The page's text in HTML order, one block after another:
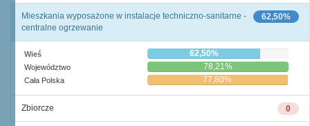
62,50%
Mieszkania wyposażone w instalacje techniczno-sanitarne -
centralne ogrzewanie
Wieś 62,50%
Województwo 78,21%
Cała Polska 77,80%
0
Zbiorcze